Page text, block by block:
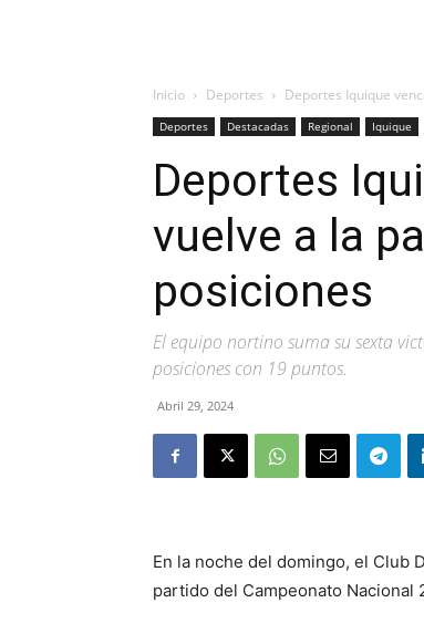
Inicio Deportes Deportes Iquique
Deportes Destacadas Regional Iquique
Deportes
vuelve a la
posiciones
El equipo nortino suma su sexta
posiciones con 19 puntos.
Abril 29, 2024
En la noche del domingo, el Club
partido del Campeonato Nacional